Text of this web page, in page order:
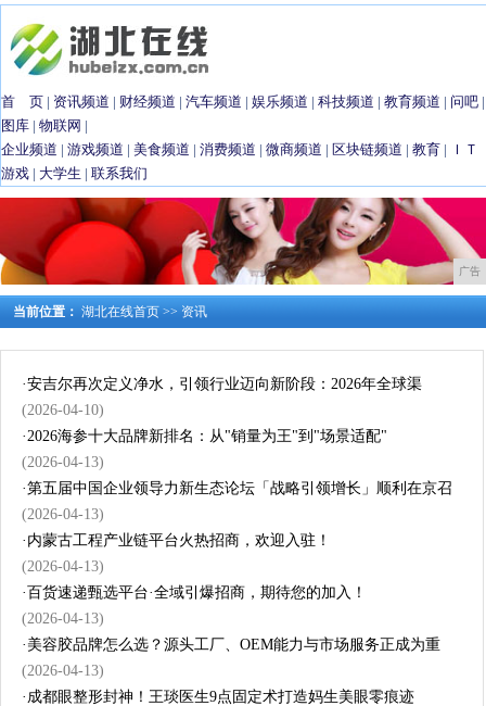
首 页 | 资讯频道 | 财经频道 | 汽车频道 | 娱乐频道 | 科技频道 | 教育频道 | 问吧 |
图库 | 物联网 |
企业频道 | 游戏频道 | 美食频道 | 消费频道 | 微商频道 | 区块链频道 | 教育 |
ＩＴ
游戏 | 大学生 | 联系我们
广告
当前位置： 湖北在线首页 >> 资讯
·安吉尔再次定义净水，引领行业迈向新阶段：2026年全球渠
(2026-04-10)
·2026海参十大品牌新排名：从"销量为王"到"场景适配"
(2026-04-13)
·第五届中国企业领导力新生态论坛「战略引领增长」顺利在京召
(2026-04-13)
· 内蒙古工程产业链平台火热招商，欢迎入驻！
(2026-04-13)
·百货速递甄选平台·全域引爆招商，期待您的加入！
(2026-04-13)
· 美容胶品牌怎么选？源头工厂、OEM能力与市场服务正成为重
(2026-04-13)
· 成都眼整形封神！王琰医生9点固定术打造妈生美眼零痕迹